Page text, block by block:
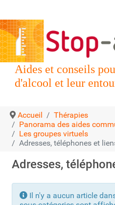
Aides et conseils
d'alcool et leur
Accueil
Thérapies
Panorama des aides
Les groupes virtuels
Adresses, téléphones et
Adresses,
Info
Il n'y a aucun article